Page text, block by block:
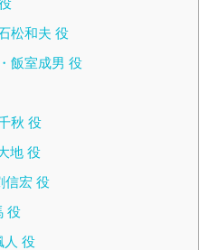
松和夫 役
飯室成男 役
秋 役
地 役
信宏 役
役
人 役